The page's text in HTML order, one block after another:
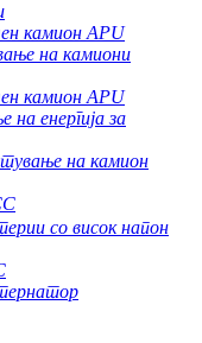
камион APU
на камиони
камион APU
на енергија за
на камион
со висок напон